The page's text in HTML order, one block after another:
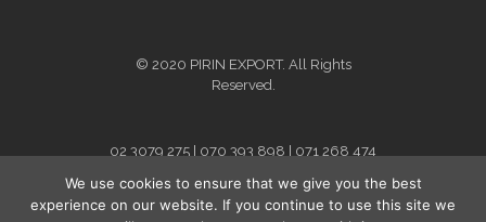
© 2020 PIRIN EXPORT. All Rights
Reserved.
02 3079 275 | 070 393 898 | 071 268 474
For Kosovo and Albania - contact
person:Dafina Bytyqi
We use cookies to ensure that we give you the best
experience on our website. If you continue to use this site we